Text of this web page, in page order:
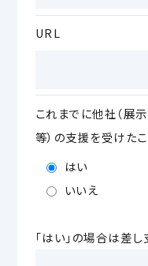
URL
これまでに他社（展
等）の支援を受けた
はい
いいえ
「はい」の場合は差